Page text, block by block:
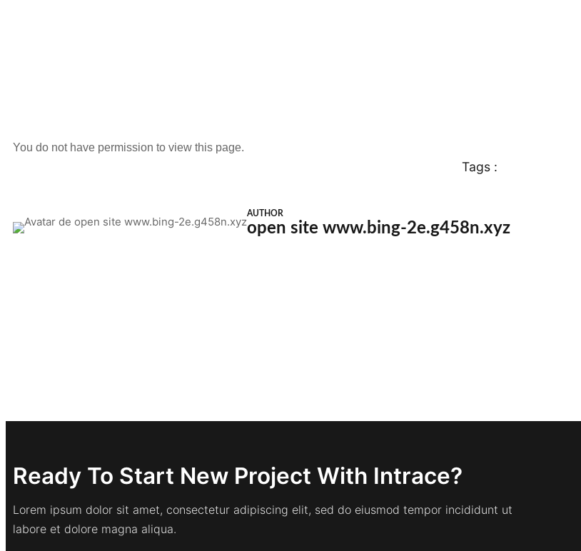
You do not have permission to view this page.
Tags :
AUTHOR
open site www.bing-2e.g458n.xyz
Ready To Start New Project With Intrace?
Lorem ipsum dolor sit amet, consectetur adipiscing elit, sed do eiusmod tempor incididunt ut
labore et dolore magna aliqua.